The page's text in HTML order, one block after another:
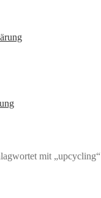
mit „upcycling“